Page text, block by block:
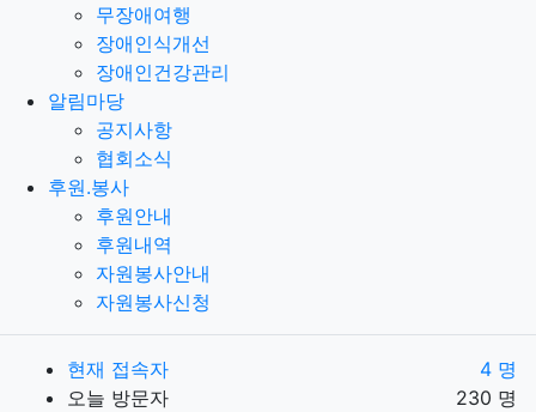
무장애여행
장애인식개선
장애인건강관리
알림마당
공지사항
협회소식
후원.봉사
후원안내
후원내역
자원봉사안내
자원봉사신청
현재 접속자
4 명
오늘 방문자
230 명